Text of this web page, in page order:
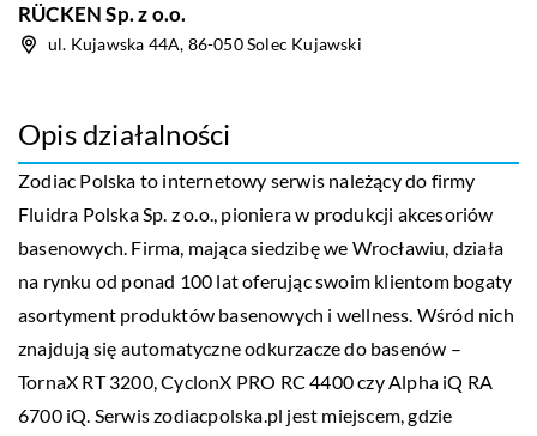
RÜCKEN Sp. z o.o.
ul. Kujawska 44A, 86-050 Solec Kujawski
Opis działalności
Zodiac Polska to internetowy serwis należący do firmy
Fluidra Polska Sp. z o.o., pioniera w produkcji akcesoriów
basenowych. Firma, mająca siedzibę we Wrocławiu, działa
na rynku od ponad 100 lat oferując swoim klientom bogaty
asortyment produktów basenowych i wellness. Wśród nich
znajdują się automatyczne odkurzacze do basenów –
TornaX RT 3200, CyclonX PRO RC 4400 czy Alpha iQ RA
6700 iQ. Serwis zodiacpolska.pl jest miejscem, gdzie